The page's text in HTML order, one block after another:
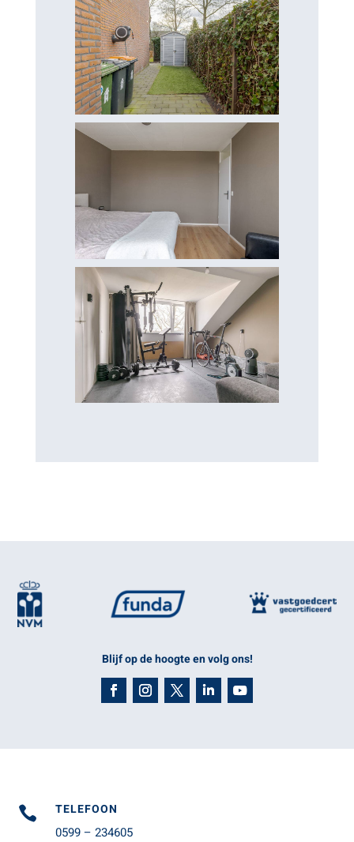
Blijf op de hoogte en volg ons!
 TELEFOON
0599 – 234605